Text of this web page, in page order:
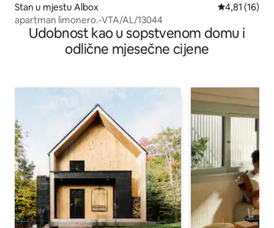
Stan u mjestu Albox prosječna
4,81 (16)
apartman limonero.-VTA/AL/13044
Udobnost kao u sopstvenom domu i
odlične mjesečne cijene